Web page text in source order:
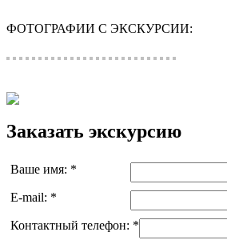
ФОТОГРАФИИ С ЭКСКУРСИИ:
Заказать экскурсию
Ваше имя: *
E-mail: *
Контактный телефон: *